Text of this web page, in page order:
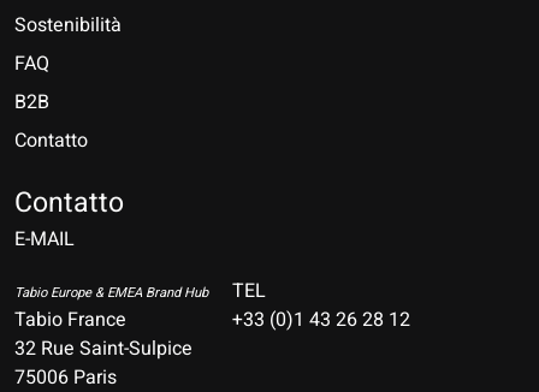
Sostenibilità
FAQ
B2B
Contatto
Contatto
E-MAIL
Tabio Europe & EMEA Brand Hub
Tabio France
32 Rue Saint-Sulpice
75006 Paris
TEL
+33 (0)1 43 26 28 12
Español